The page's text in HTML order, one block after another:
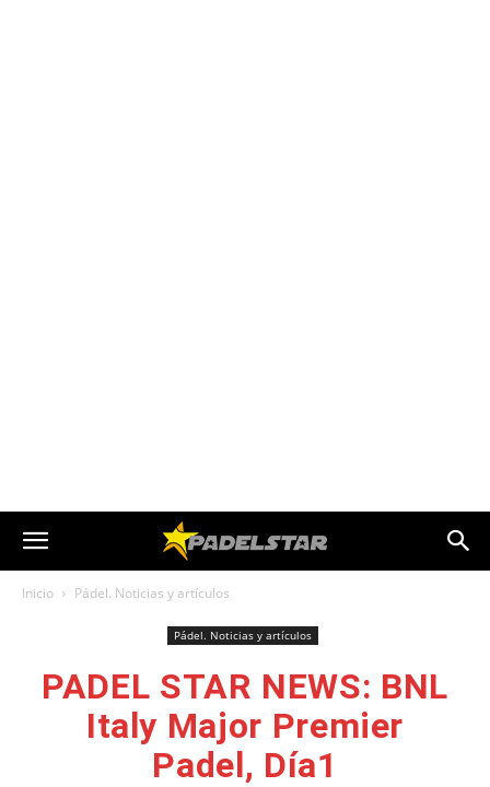
Inicio Pádel. Noticias y artículos
Pádel. Noticias y artículos
PADEL STAR NEWS: BNL
Italy Major Premier
Padel, Día1